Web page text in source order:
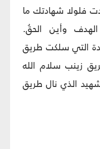
فلولا شهادتك ما
وأين الحقُ.
التي سلكت طريق
زينب سلام الله
الذي نال طريق